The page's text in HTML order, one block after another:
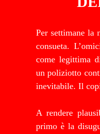
Per settimane la
consueta.
come legittima
un poliziotto
inevitabile. Il
A rendere
primo è la